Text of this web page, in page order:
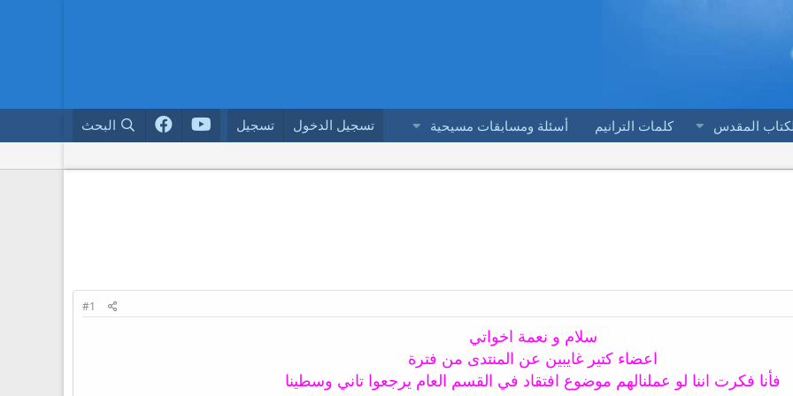
المقدس كلمات الترانيم أسئلة ومسابقات مسيحية تسجيل الدخول تسجيل البحث
#1
سلام و نعمة اخواتي
اعضاء كتير غايبين عن المنتدى من فترة
فأنا فكرت اننا لو عملنالهم موضوع افتقاد في القسم العام يرجعوا تاني وسطينا